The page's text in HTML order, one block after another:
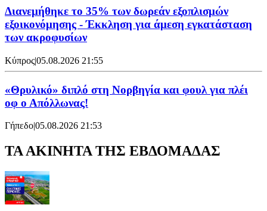
Διανεμήθηκε το 35% των δωρεάν εξοπλισμών
εξοικονόμησης - Έκκληση για άμεση εγκατάσταση
των ακροφυσίων
Κύπρος|05.08.2026 21:55
«Θρυλικό» διπλό στη Νορβηγία και φουλ για πλέι
οφ ο Απόλλωνας!
Γήπεδο|05.08.2026 21:53
ΤΑ ΑΚΙΝΗΤΑ ΤΗΣ ΕΒΔΟΜΑΔΑΣ